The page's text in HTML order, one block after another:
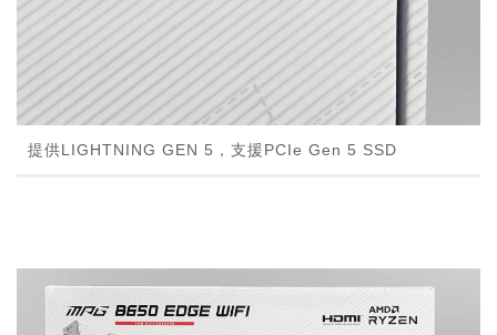
提供LIGHTNING GEN 5，支援PCIe Gen 5 SSD